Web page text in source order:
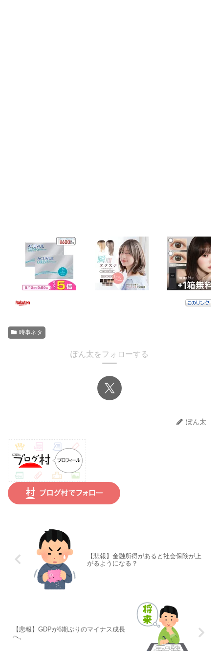
時事ネタ
ぽん太をフォローする
ぽん太
【悲報】金融所得があると社会保険が上
がるようになる？
【悲報】GDPが6期ぶりのマイナス成長
へ。